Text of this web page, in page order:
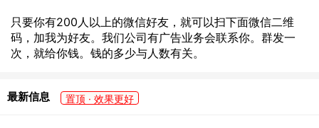
只要你有200人以上的微信好友，就可以扫下面微信二维
码，加我为好友。我们公司有广告业务会联系你。群发一
次，就给你钱。钱的多少与人数有关。
最新信息 置顶 · 效果更好